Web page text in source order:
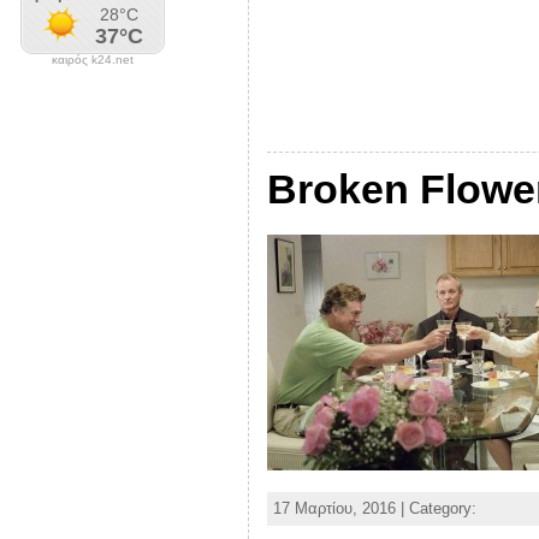
καιρός k24.net
Broken
17 Μαρτίου, 2016 | Category: